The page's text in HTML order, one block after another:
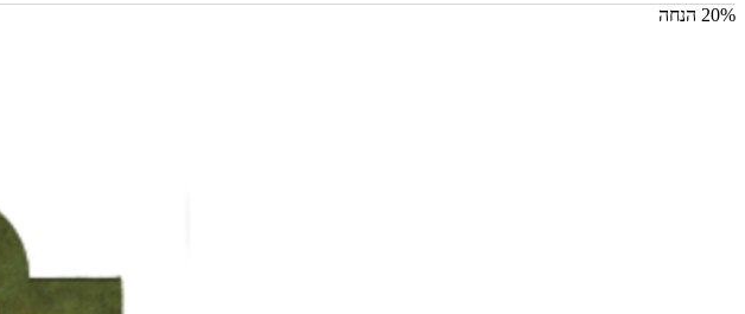
20% הנחה